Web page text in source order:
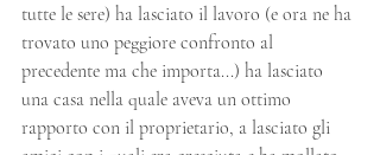
tutte le sere) ha lasciato il lavoro (e ora ne ha
trovato uno peggiore confronto al
precedente ma che importa...) ha lasciato
una casa nella quale aveva un ottimo
rapporto con il proprietario, a lasciato gli